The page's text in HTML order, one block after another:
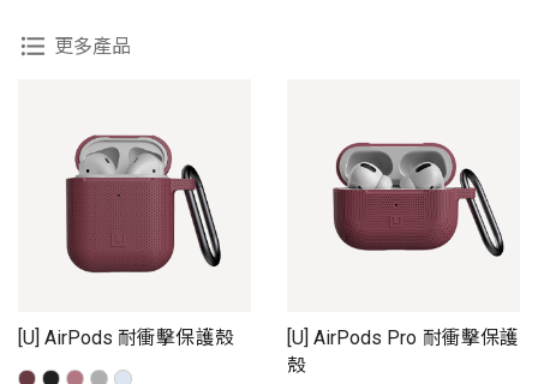
更多產品
[U] AirPods 耐衝擊保護殼
[U] AirPods Pro 耐衝擊保護
殼